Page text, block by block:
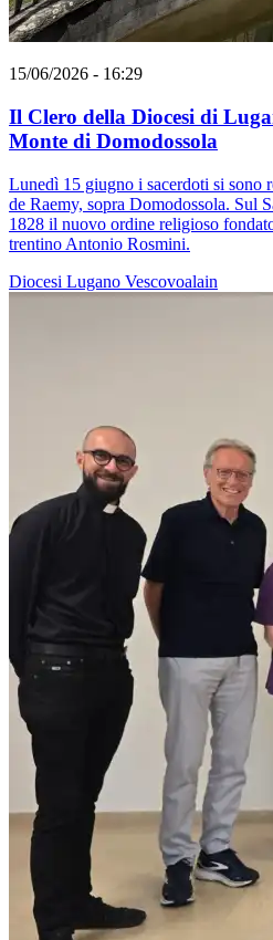
15/06/2026 - 16:29
Il Clero della Diocesi di
Monte di Domodossola
Lunedì 15 giugno i sacerdoti si sono
de Raemy, sopra Domodossola. Sul
1828 il nuovo ordine religioso
trentino Antonio Rosmini.
Diocesi Lugano Vescovoalain